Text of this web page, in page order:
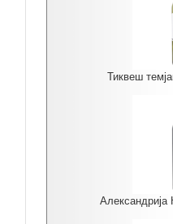
Тиквеш
Александрија